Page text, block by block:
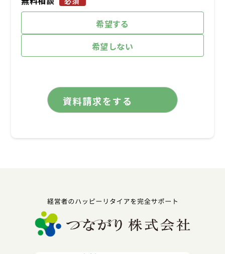
希望する
希望しない